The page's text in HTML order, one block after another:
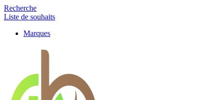
Recherche
Liste de souhaits
Marques